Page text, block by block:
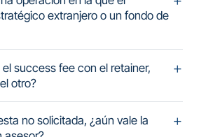
extranjero o un fondo de
success fee con el retainer,
otro?
no solicitada, ¿aún vale la